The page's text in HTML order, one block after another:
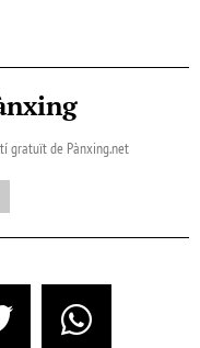
gratuït de Pànxing.net​